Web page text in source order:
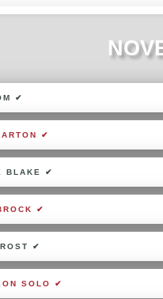
✔
✔
BLAKE ✔
✔
✔
SOLO ✔